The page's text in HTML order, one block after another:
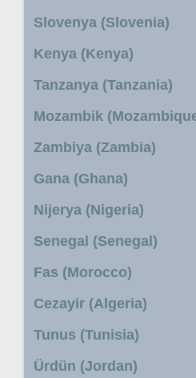
Slovenya (Slovenia)
Kenya (Kenya)
Tanzanya (Tanzania)
Mozambik
Zambiya (Zambia)
Gana (Ghana)
Nijerya (Nigeria)
Senegal (Senegal)
Fas (Morocco)
Cezayir (Algeria)
Tunus (Tunisia)
Ürdün (Jordan)